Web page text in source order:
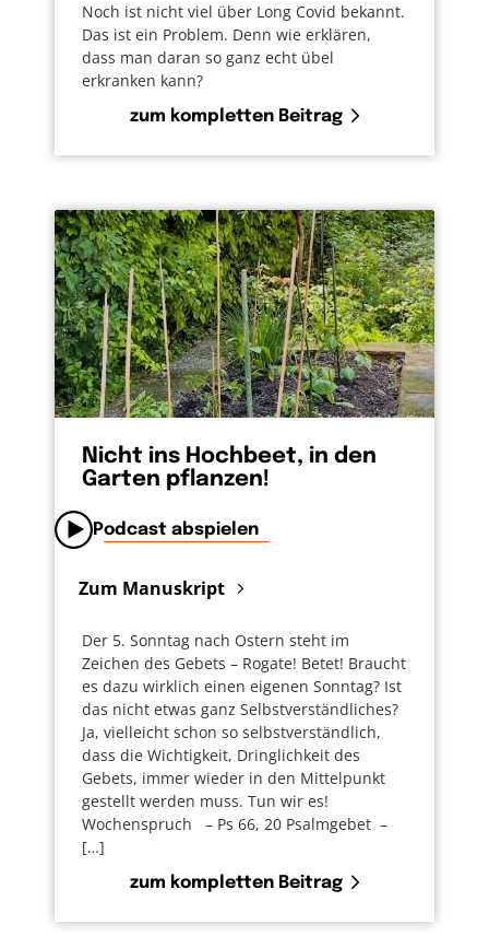
Noch ist nicht viel über Long Covid bekannt.
Das ist ein Problem. Denn wie erklären,
dass man daran so ganz echt übel
erkranken kann?
zum kompletten Beitrag
Nicht ins Hochbeet, in den
Garten pflanzen!
Podcast abspielen
Zum Manuskript
Der 5. Sonntag nach Ostern steht im
Zeichen des Gebets – Rogate! Betet! Braucht
es dazu wirklich einen eigenen Sonntag? Ist
das nicht etwas ganz Selbstverständliches?
Ja, vielleicht schon so selbstverständlich,
dass die Wichtigkeit, Dringlichkeit des
Gebets, immer wieder in den Mittelpunkt
gestellt werden muss. Tun wir es!
Wochenspruch – Ps 66, 20 Psalmgebet –
[…]
zum kompletten Beitrag